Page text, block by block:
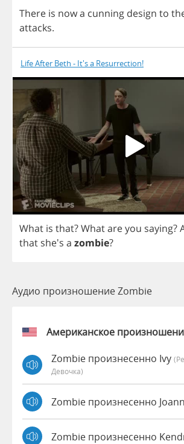
There is nowa cunning design to
attacks.
Life After Beth - It's a Resurrection!
What is that?Whatareyou saying?
that she's a zombie?
Аудио произношение Zombie
Американское
Zombie произнесенно Ivy
Девочка)
Zombie произнесенно
Zombie произнесенно